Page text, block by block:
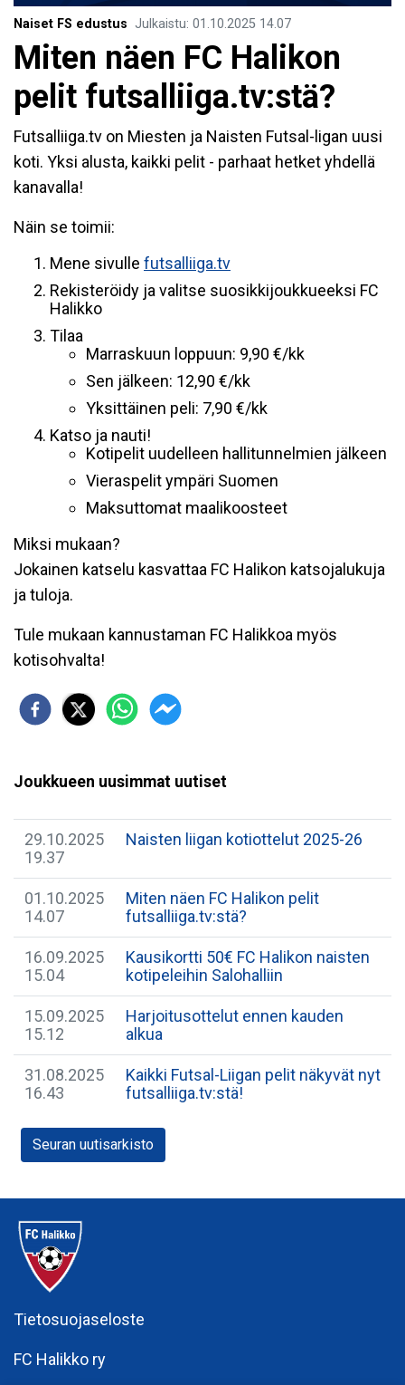
Naiset FS edustus Julkaistu: 01.10.2025 14.07
Miten näen FC Halikon
pelit futsalliiga.tv:stä?
Futsalliiga.tv on Miesten ja Naisten Futsal-ligan uusi
koti. Yksi alusta, kaikki pelit - parhaat hetket yhdellä
kanavalla!
Näin se toimii:
Mene sivulle futsalliiga.tv
Rekisteröidy ja valitse suosikkijoukkueeksi FC
Halikko
Tilaa
Marraskuun loppuun: 9,90 €/kk
Sen jälkeen: 12,90 €/kk
Yksittäinen peli: 7,90 €/kk
Katso ja nauti!
Kotipelit uudelleen hallitunnelmien jälkeen
Vieraspelit ympäri Suomen
Maksuttomat maalikoosteet
Miksi mukaan?
Jokainen katselu kasvattaa FC Halikon katsojalukuja
ja tuloja.
Tule mukaan kannustaman FC Halikkoa myös
kotisohvalta!
Joukkueen uusimmat uutiset
29.10.2025
19.37
Naisten liigan kotiottelut 2025-26
01.10.2025
14.07
Miten näen FC Halikon pelit
futsalliiga.tv:stä?
16.09.2025
15.04
Kausikortti 50€ FC Halikon naisten
kotipeleihin Salohalliin
15.09.2025
15.12
Harjoitusottelut ennen kauden
alkua
31.08.2025
16.43
Kaikki Futsal-Liigan pelit näkyvät nyt
futsalliiga.tv:stä!
Seuran uutisarkisto
Tietosuojaseloste
FC Halikko ry